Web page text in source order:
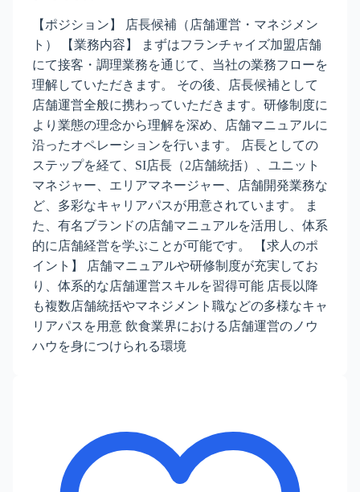
【ポジション】 店長候補（店舗運営・マネジメン
ト） 【業務内容】 まずはフランチャイズ加盟店舗
にて接客・調理業務を通じて、当社の業務フローを
理解していただきます。 その後、店長候補として
店舗運営全般に携わっていただきます。研修制度に
より業態の理念から理解を深め、店舗マニュアルに
沿ったオペレーションを行います。 店長としての
ステップを経て、SI店長（2店舗統括）、ユニット
マネジャー、エリアマネージャー、店舗開発業務な
ど、多彩なキャリアパスが用意されています。 ま
た、有名ブランドの店舗マニュアルを活用し、体系
的に店舗経営を学ぶことが可能です。 【求人のポ
イント】 店舗マニュアルや研修制度が充実してお
り、体系的な店舗運営スキルを習得可能 店長以降
も複数店舗統括やマネジメント職などの多様なキャ
リアパスを用意 飲食業界における店舗運営のノウ
ハウを身につけられる環境